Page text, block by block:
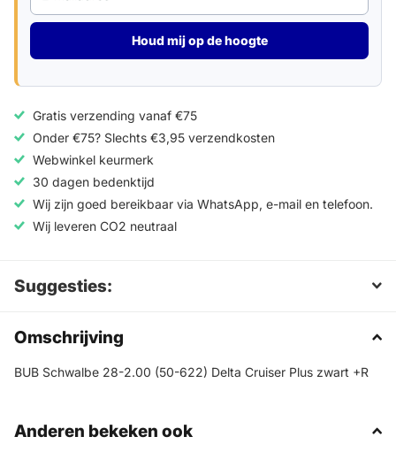
Houd mij op de hoogte
Gratis verzending vanaf €75
Onder €75? Slechts €3,95 verzendkosten
Webwinkel keurmerk
30 dagen bedenktijd
Wij zijn goed bereikbaar via WhatsApp, e-mail en telefoon.
Wij leveren CO2 neutraal
Suggesties:
Omschrijving
BUB Schwalbe 28-2.00 (50-622) Delta Cruiser Plus zwart +R
Anderen bekeken ook